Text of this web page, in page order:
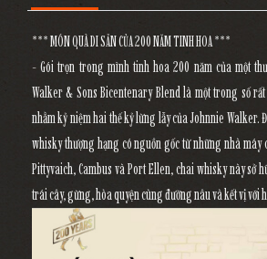
*** MÓN QUÀ DI SẢN CỦA 200 NĂM TINH HOA ***
- Gói trọn trong mình tinh hoa 200 năm của một
Walker & Sons Bicentenary Blend là một trong số
nhằm kỷ niệm hai thế kỷ lừng lẫy của Johnnie Walker.
whisky thượng hạng có nguồn gốc từ những nhà máy
Pittyvaich, Cambus và Port Ellen, chai whisky này sở
trái cây, gừng, hòa quyện cùng đường nâu và kết vị với